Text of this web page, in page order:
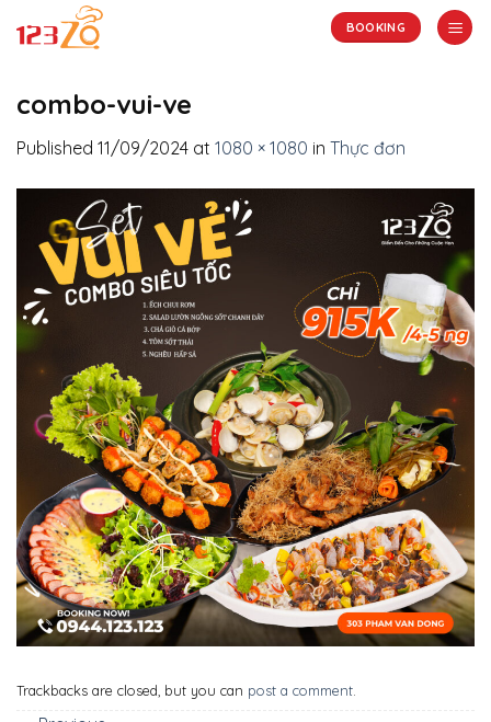
BOOKING
combo-vui-ve
Published 11/09/2024 at 1080 × 1080 in Thực đơn
Trackbacks are closed, but you can post a comment.